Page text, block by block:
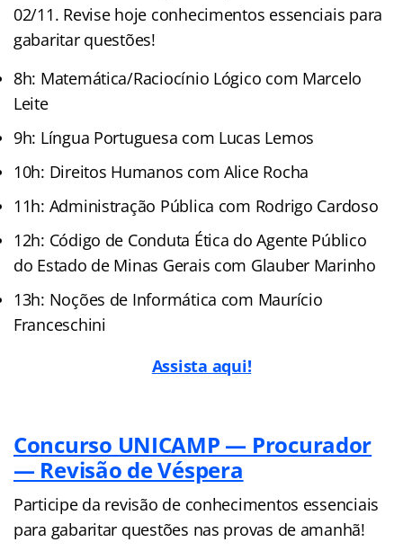
02/11. Revise hoje conhecimentos essenciais para
gabaritar questões!
8h: Matemática/Raciocínio Lógico com Marcelo
Leite
9h: Língua Portuguesa com Lucas Lemos
10h: Direitos Humanos com Alice Rocha
11h: Administração Pública com Rodrigo Cardoso
12h: Código de Conduta Ética do Agente Público
do Estado de Minas Gerais com Glauber Marinho
13h: Noções de Informática com Maurício
Franceschini
Assista aqui!
Concurso UNICAMP — Procurador
— Revisão de Véspera
Participe da revisão de conhecimentos essenciais
para gabaritar questões nas provas de amanhã!